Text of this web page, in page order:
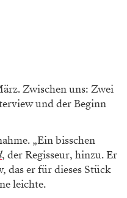
Zwischen uns: Zwei
und der Beginn
„Ein bisschen
, der Regisseur, hinzu. Er
das er für dieses Stück
leichte.